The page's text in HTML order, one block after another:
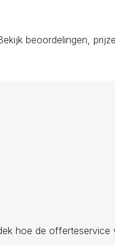
beoordelingen,
hoe de offerteservice